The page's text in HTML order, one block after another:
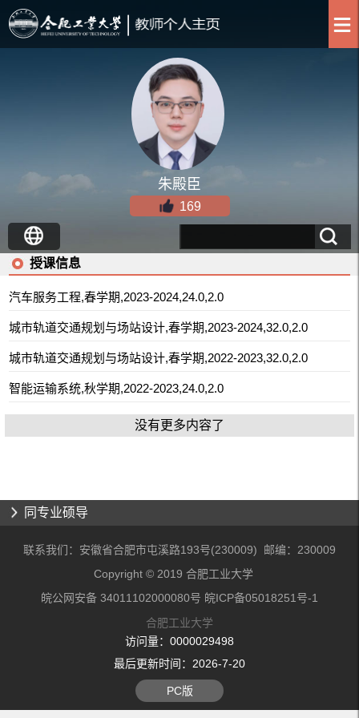
朱殿臣
169
授课信息
汽车服务工程,春学期,2023-2024,24.0,2.0
城市轨道交通规划与场站设计,春学期,2023-2024,32.0,2.0
城市轨道交通规划与场站设计,春学期,2022-2023,32.0,2.0
智能运输系统,秋学期,2022-2023,24.0,2.0
没有更多内容了
同专业硕导
联系我们：安徽省合肥市屯溪路193号(230009) 邮编：230009
Copyright © 2019 合肥工业大学
皖公网安备 34011102000080号 皖ICP备05018251号-1
合肥工业大学
访问量： 0000029498
最后更新时间： 2026-7-20
PC版